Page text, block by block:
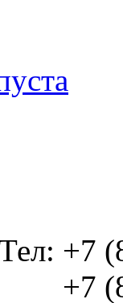
+7
+7